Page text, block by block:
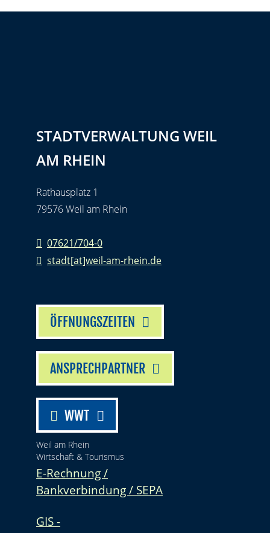
STADTVERWALTUNG WEIL
AM RHEIN
Rathausplatz 1
79576 Weil am Rhein
07621/704-0
stadt[at]weil-am-rhein.de
ÖFFNUNGSZEITEN
ANSPRECHPARTNER
WWT
Weil am Rhein
Wirtschaft & Tourismus
E-Rechnung /
Bankverbindung / SEPA
GIS -